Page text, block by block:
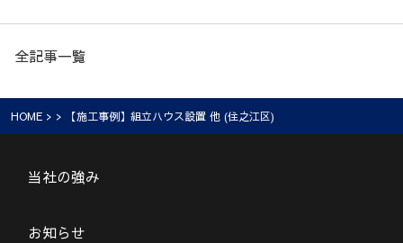
全記事一覧
HOME > > 【施工事例】組立ハウス設置 他 (住之江区)
当社の強み
お知らせ